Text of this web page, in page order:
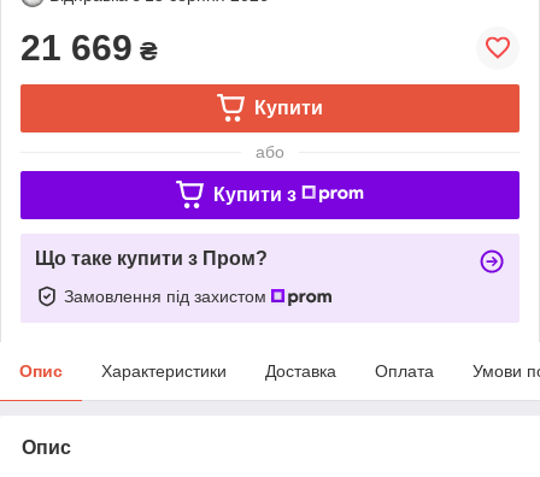
21 669 ₴
Купити
або
Купити з
Що таке купити з Пром?
Замовлення під захистом
Опис Характеристики Доставка Оплата Умови
Опис